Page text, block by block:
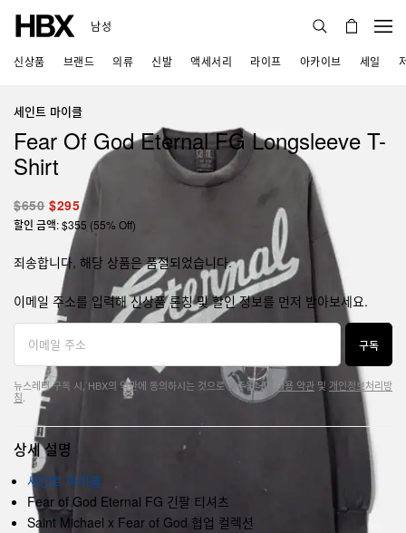
남성
신상품 브랜드 의류 신발 액세서리 라이프 아카이브 세일
세인트 마이클
Fear Of God Eternal FG Longsleeve T-
Shirt
$650 $295
할인 금액: $355 (55% Off)
죄송합니다, 해당 상품은 품절되었습니다.
이메일 주소를 입력해 신상품 론칭 및 할인 정보를 먼저 받아보세요.
구독
뉴스레터 구독 시, HBX의 약관에 동의하시는 것으로 간주됩니다. 이용 약관 및 개인정보처리방
침
상세 설명
세인트 마이클
Fear of God Eternal FG 긴팔 티셔츠
Saint Michael x Fear of God 협업 컬렉션